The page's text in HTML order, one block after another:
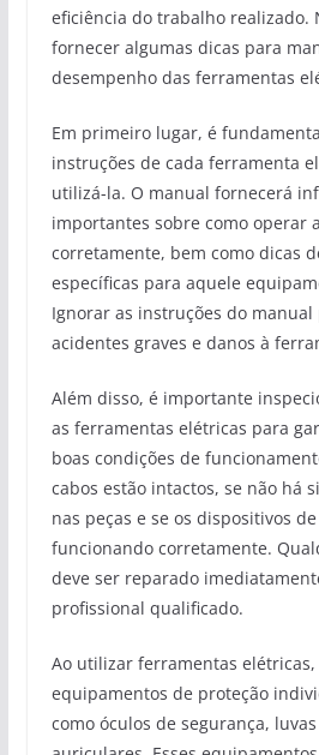
eficiência do trabalho realizado.
fornecer algumas dicas para
desempenho das ferramentas
Em primeiro lugar, é
instruções de cada ferramenta
utilizá-la. O manual fornecerá
importantes sobre como operar
corretamente, bem como dicas
específicas para aquele
Ignorar as instruções do
acidentes graves e danos à
Além disso, é importante
as ferramentas elétricas para
boas condições de
cabos estão intactos, se não há
nas peças e se os dispositivos
funcionando corretamente.
deve ser reparado
profissional qualificado.
Ao utilizar ferramentas elétricas,
equipamentos de proteção
como óculos de segurança,